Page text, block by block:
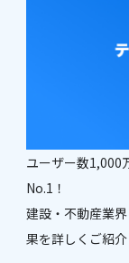
ユーザー数1,000
No.1！
建設・不動産業
果を詳しくご紹介